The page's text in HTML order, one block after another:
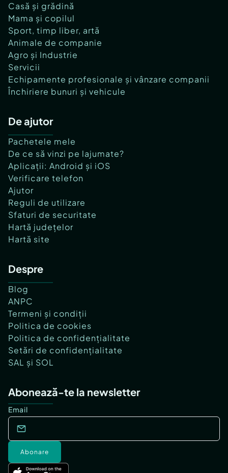
Casă și grădină
Mama și copilul
Sport, timp liber, artă
Animale de companie
Agro și Industrie
Servicii
Echipamente profesionale și vânzare companii
Închiriere bunuri și vehicule
De ajutor
Pachetele mele
De ce să vinzi pe lajumate?
Aplicații: Android și iOS
Verificare telefon
Ajutor
Reguli de utilizare
Sfaturi de securitate
Hartă județelor
Hartă site
Despre
Blog
ANPC
Termeni și condiții
Politica de cookies
Politica de confidențialitate
Setări de confidențialitate
SAL și SOL
Abonează-te la newsletter
Email
Abonare